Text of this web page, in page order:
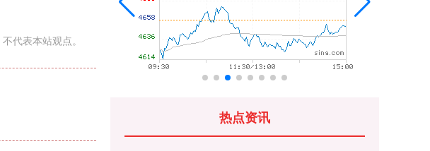
代表本站观点。
热点资讯